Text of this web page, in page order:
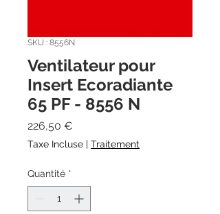
SKU : 8556N
Ventilateur pour
Insert Ecoradiante
65 PF - 8556 N
226,50 €
Taxe Incluse | Traitement
Quantité *